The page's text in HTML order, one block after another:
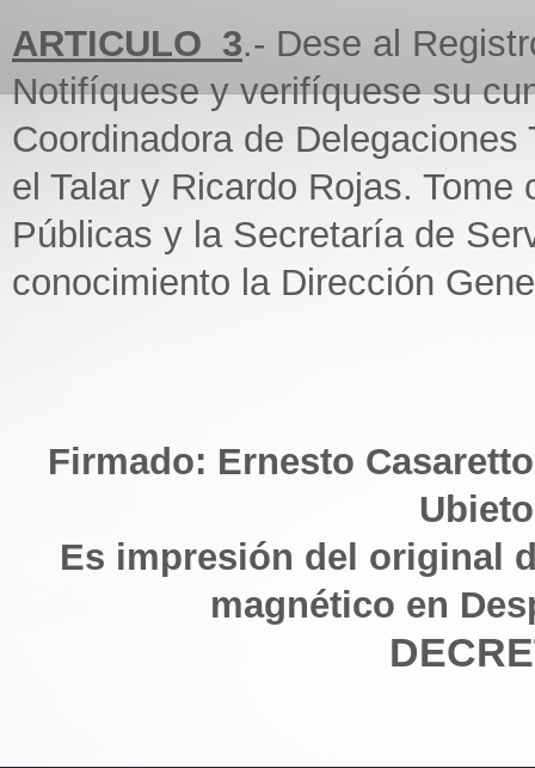
ARTICULO_3.- Dese al
Notifíquese y verifíquese su
Coordinadora de
el Talar y Ricardo Rojas.
Públicas y la Secretaría de
conocimiento la Dirección
Firmado: Ernesto
Es impresión del original
magnético en